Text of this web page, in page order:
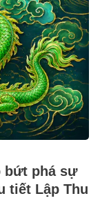
bứt phá sự
tiết Lập Thu